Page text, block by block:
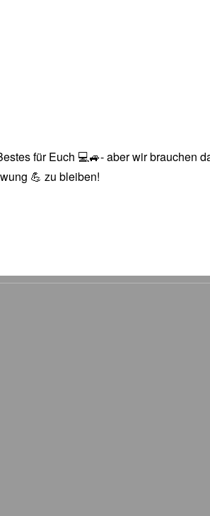
für Euch 💻🚙- aber wir brauchen
💪 zu bleiben!